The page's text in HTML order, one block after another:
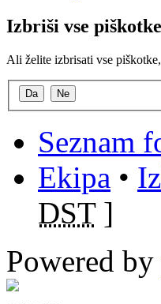
Izbriši vse piškotke
Ali želite izbrisati vse
Seznam
Ekipa •
DST]
Powered by